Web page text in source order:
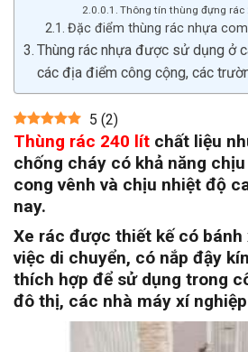
Thông tín thùng đựng rác
Đặc điểm thùng rác nhựa
Thùng rác nhựa được sử dụng ở
các địa điểm công cộng, các
5 (2)
Thùng rác 240 lít chất liệu
chống cháy có khả năng
cong vênh và chịu nhiệt độ
nay.
Xe rác được thiết kế có
việc di chuyển, có nắp đậy
thích hợp để sử dụng trong
đô thị, các nhà máy xí